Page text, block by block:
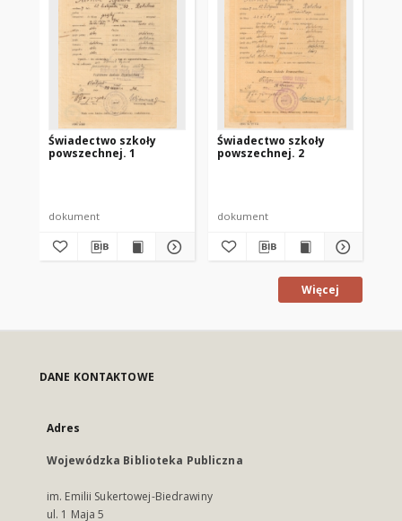
Świadectwo szkoły
powszechnej. 1
dokument
Świadectwo szkoły
powszechnej. 2
dokument
Więcej
DANE KONTAKTOWE
Adres
Wojewódzka Biblioteka Publiczna
im. Emilii Sukertowej-Biedrawiny
ul. 1 Maja 5